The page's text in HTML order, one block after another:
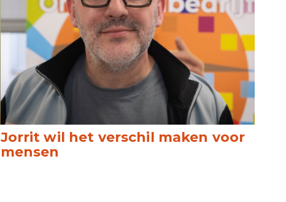
Jorrit wil het verschil maken voor
mensen